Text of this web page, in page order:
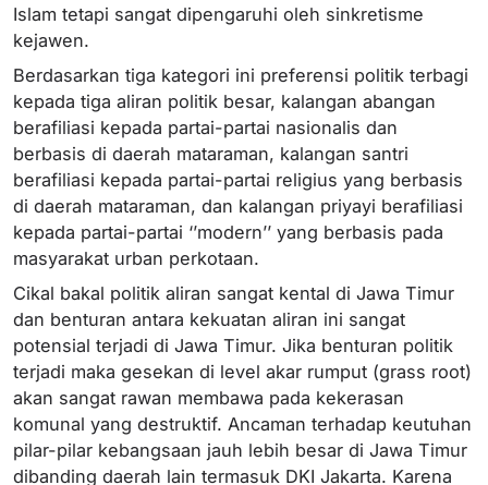
Islam tetapi sangat dipengaruhi oleh sinkretisme
kejawen.
Berdasarkan tiga kategori ini preferensi politik terbagi
kepada tiga aliran politik besar, kalangan abangan
berafiliasi kepada partai-partai nasionalis dan
berbasis di daerah mataraman, kalangan santri
berafiliasi kepada partai-partai religius yang berbasis
di daerah mataraman, dan kalangan priyayi berafiliasi
kepada partai-partai ‘’modern’’ yang berbasis pada
masyarakat urban perkotaan.
Cikal bakal politik aliran sangat kental di Jawa Timur
dan benturan antara kekuatan aliran ini sangat
potensial terjadi di Jawa Timur. Jika benturan politik
terjadi maka gesekan di level akar rumput (grass root)
akan sangat rawan membawa pada kekerasan
komunal yang destruktif. Ancaman terhadap keutuhan
pilar-pilar kebangsaan jauh lebih besar di Jawa Timur
dibanding daerah lain termasuk DKI Jakarta. Karena